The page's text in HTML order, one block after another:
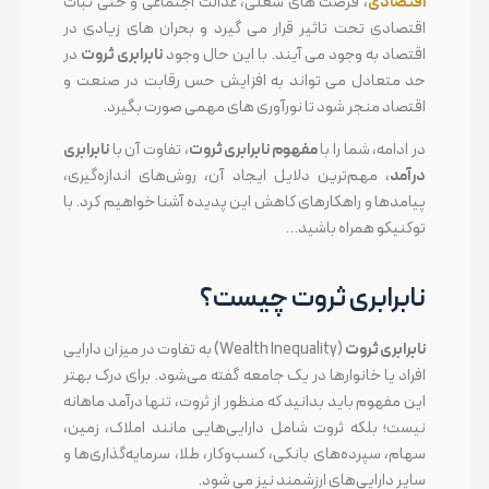
اقتصادی تحت تاثیر قرار می گیرد و بحران های زیادی در
اقتصاد به وجود می آیند. با این حال وجودنابرابری ثروت در
حد متعادل می تواند به افزایش حس رقابت در صنعت و
اقتصاد منجر شود تا نورآوری های مهمی صورت بگیرد.
در ادامه، شما را بامفهوم نابرابری ثروت، تفاوت آن بانابرابری
درآمد، مهم‌ترین دلایل ایجاد آن، روش‌های اندازه‌گیری،
پیامدها و راهکارهای کاهش این پدیده آشنا خواهیم کرد. با
توکنیکو همراه باشید…
نابرابری ثروت چیست؟
نابرابری ثروت
(Wealth Inequality) به تفاوت در میزان دارایی
افراد یا خانوارها در یک جامعه گفته می‌شود. برای درک بهتر
این مفهوم باید بدانید که منظور از ثروت، تنها درآمد ماهانه
نیست؛ بلکه ثروت شامل دارایی‌هایی مانند املاک، زمین،
سهام، سپرده‌های بانکی، کسب‌وکار، طلا، سرمایه‌گذاری‌ها و
سایر دارایی‌های ارزشمند نیز می شود.